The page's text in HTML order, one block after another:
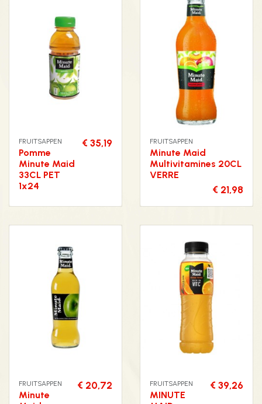
FRUITSAPPEN
Pomme
Minute Maid
33CL PET
1x24
€ 35,19 FRUITSAPPEN
Minute Maid
Multivitamines 20CL
VERRE
€ 21,98
FRUITSAPPEN
Minute
€ 20,72 FRUITSAPPEN
MINUTE
€ 39,26